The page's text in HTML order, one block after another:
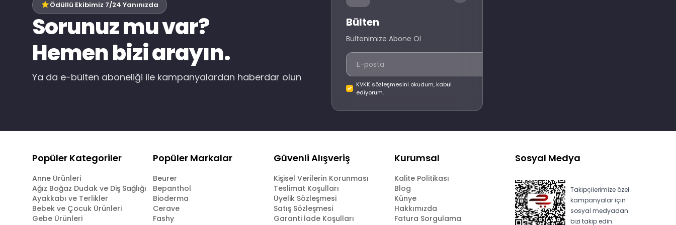
Ödüllü Ekibimiz 7/24 Yanınızda
Sorunuz mu var?
Hemen bizi arayın.
Ya da e-bülten aboneliği ile kampanyalardan haberdar olun
Bülten
Bültenimize Abone Ol
KVKK sözleşmesini okudum, kabul
ediyorum.
Popüler Kategoriler
Anne Ürünleri
Ağız Boğaz Dudak ve Diş Sağlığı
Ayakkabı ve Terlikler
Bebek ve Çocuk Ürünleri
Gebe Ürünleri
Popüler Markalar
Beurer
Bepanthol
Bioderma
Cerave
Fashy
Güvenli Alışveriş
Kişisel Verilerin Korunması
Teslimat Koşulları
Üyelik Sözleşmesi
Satış Sözleşmesi
Garanti İade Koşulları
Kurumsal
Kalite Politikası
Blog
Künye
Hakkımızda
Fatura Sorgulama
Sosyal Medya
Takipçilerimize özel
kampanyalar için
sosyal medyadan
bizi takip edin.